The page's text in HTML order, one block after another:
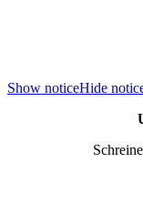
Show noticeHide